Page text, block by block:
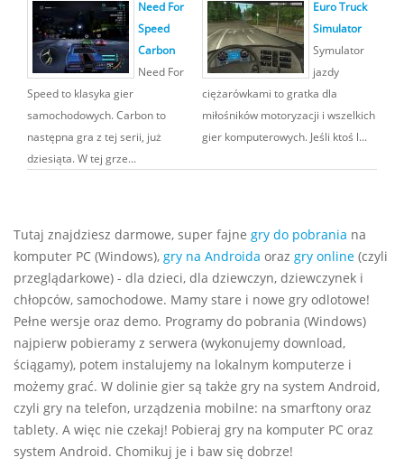
Need For
Speed
Carbon
Need For
Speed to klasyka gier
samochodowych. Carbon to
następna gra z tej serii, już
dziesiąta. W tej grze...
Euro Truck
Simulator
Symulator
jazdy
ciężarówkami to gratka dla
miłośników motoryzacji i wszelkich
gier komputerowych. Jeśli ktoś l...
Tutaj znajdziesz darmowe, super fajne gry do pobrania na
komputer PC (Windows), gry na Androida oraz gry online (czyli
przeglądarkowe) - dla dzieci, dla dziewczyn, dziewczynek i
chłopców, samochodowe. Mamy stare i nowe gry odlotowe!
Pełne wersje oraz demo. Programy do pobrania (Windows)
najpierw pobieramy z serwera (wykonujemy download,
ściągamy), potem instalujemy na lokalnym komputerze i
możemy grać. W dolinie gier są także gry na system Android,
czyli gry na telefon, urządzenia mobilne: na smarftony oraz
tablety. A więc nie czekaj! Pobieraj gry na komputer PC oraz
system Android. Chomikuj je i baw się dobrze!